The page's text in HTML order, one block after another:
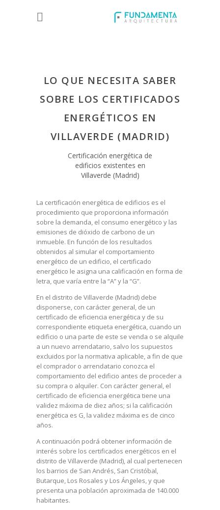
LO QUE NECESITA SABER
SOBRE LOS CERTIFICADOS
ENERGÉTICOS EN
VILLAVERDE (MADRID)
Certificación energética de
edificios existentes en
Villaverde (Madrid)
La certificación energética de edificios es el
procedimiento que proporciona información
sobre la demanda, el consumo energético y las
emisiones de dióxido de carbono de un
inmueble. En función de los resultados
obtenidos al simular el comportamiento
energético de un edificio, el certificado
energético le asigna una calificación en forma de
letra, que varía entre la “A” y la “G”.
En el distrito de Villaverde (Madrid) debe
disponerse, con carácter general, de un
certificado de eficiencia energética y de su
correspondiente etiqueta energética, cuando un
edificio o una parte de este se venda o se alquile
a un nuevo arrendatario, salvo los supuestos
excluidos por la normativa aplicable, a fin de que
el comprador o arrendatario conozca el
comportamiento del edificio antes de proceder a
su compra o alquiler. Con carácter general, el
certificado de eficiencia energética tiene una
validez máxima de diez años; si la calificación
energética es G, la validez máxima es de cinco
años.
A continuación podrá obtener información de
interés sobre los certificados energéticos en el
distrito de Villaverde (Madrid), al cual pertenecen
los barrios de San Andrés, San Cristóbal,
Butarque, Los Rosales y Los Ángeles, y que
presenta una población aproximada de 140.000
habitantes.